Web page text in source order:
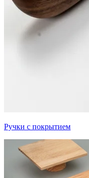
Ручки с покрытием